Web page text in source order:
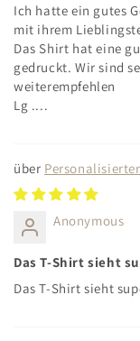
Ich hatte ein gutes
mit ihrem
Das Shirt hat eine
gedruckt. Wir sind
weiterempfehlen
Lg ....
Anonymous
Das T-Shirt sieht
Das T-Shirt sieht